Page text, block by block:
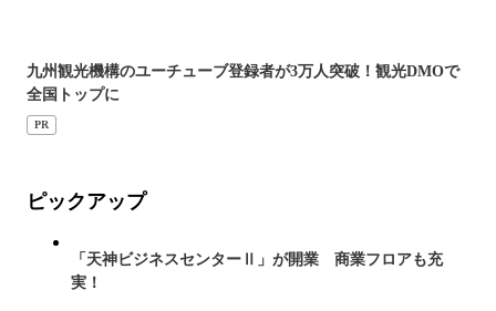
九州観光機構のユーチューブ登録者が3万人突破！観光DMOで
全国トップに
PR
ピックアップ
「天神ビジネスセンターⅡ」が開業 商業フロアも充
実！